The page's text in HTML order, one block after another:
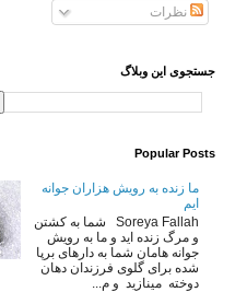
نظرات
جستجوی این وبلاگ
Popular Posts
ما زنده به رویش هزاران جوانه
ایم
Soreya Fallah شما به كشتن
و مرگ زنده ايد و ما به رويش
جوانه هامان شما به دارهای برپا
شده برای گلوی فرزندان دهان
دوخته مینازید و م...